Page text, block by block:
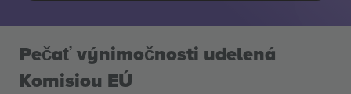
Pečať výnimočnosti udelená
Komisiou EÚ